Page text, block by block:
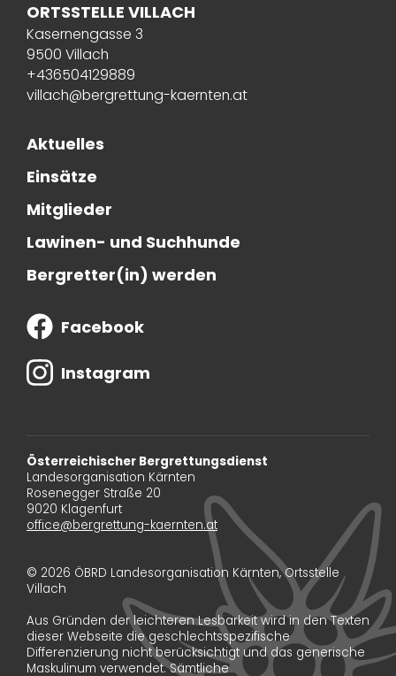
ORTSSTELLE VILLACH
Kasernengasse 3
9500 Villach
+436504129889
villach@bergrettung-kaernten.at
Aktuelles
Einsätze
Mitglieder
Lawinen- und Suchhunde
Bergretter(in) werden
Facebook
Instagram
Österreichischer Bergrettungsdienst
Landesorganisation Kärnten
Rosenegger Straße 20
9020 Klagenfurt
office@bergrettung-kaernten.at
© 2026 ÖBRD Landesorganisation Kärnten, Ortsstelle
Villach
Aus Gründen der leichteren Lesbarkeit wird in den Texten
dieser Webseite die geschlechtsspezifische
Differenzierung nicht berücksichtigt und das generische
Maskulinum verwendet. Sämtliche